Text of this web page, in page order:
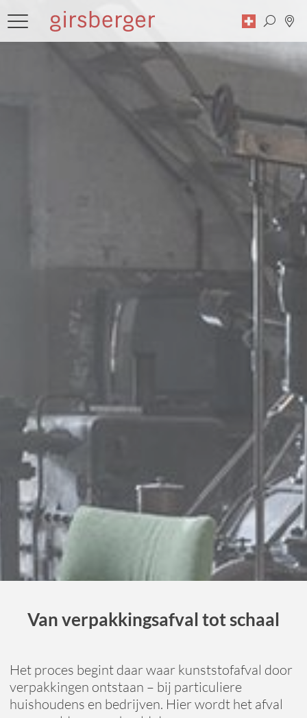
Van verpakkingsafval tot schaal
Het proces begint daar waar kunststofafval door
verpakkingen ontstaan – bij particuliere
huishoudens en bedrijven. Hier wordt het afval